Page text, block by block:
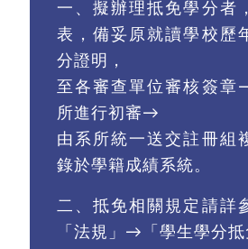
一、擬辦理抵免學分者
表，備妥原就讀學校歷
分證明，
至各審查單位審核簽章
所進行初審→
由系所統一送交註冊組
錄於學籍成績系統。
二、 抵免相關規定請詳
「法規」→「學生學分抵